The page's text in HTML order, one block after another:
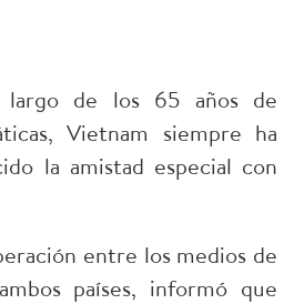
de los 65 años de
Vietnam siempre ha
la amistad especial con
entre los medios de
países, informó que